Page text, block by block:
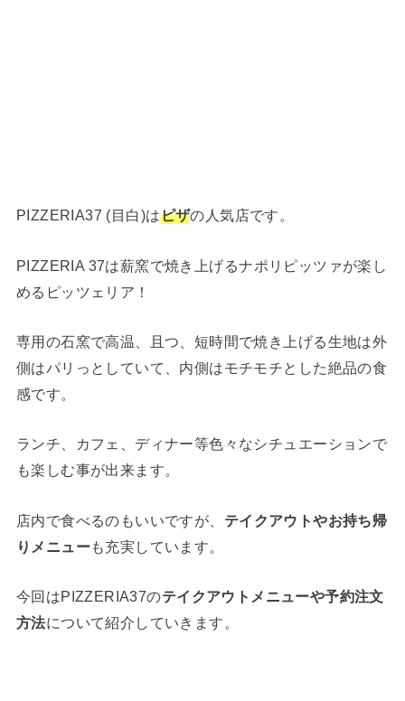
PIZZERIA37 (目白)はピザの人気店です。
PIZZERIA 37は薪窯で焼き上げるナポリピッツァが楽し
めるピッツェリア！
専用の石窯で高温、且つ、短時間で焼き上げる生地は外
側はパリっとしていて、内側はモチモチとした絶品の食
感です。
ランチ、カフェ、ディナー等色々なシチュエーションで
も楽しむ事が出来ます。
店内で食べるのもいいですが、 テイクアウトやお持ち帰
りメニューも充実しています。
今回はPIZZERIA37のテイクアウトメニューや予約注文
方法について紹介していきます。